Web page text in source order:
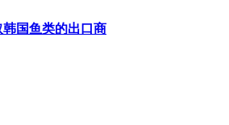
国鱼类的出口商